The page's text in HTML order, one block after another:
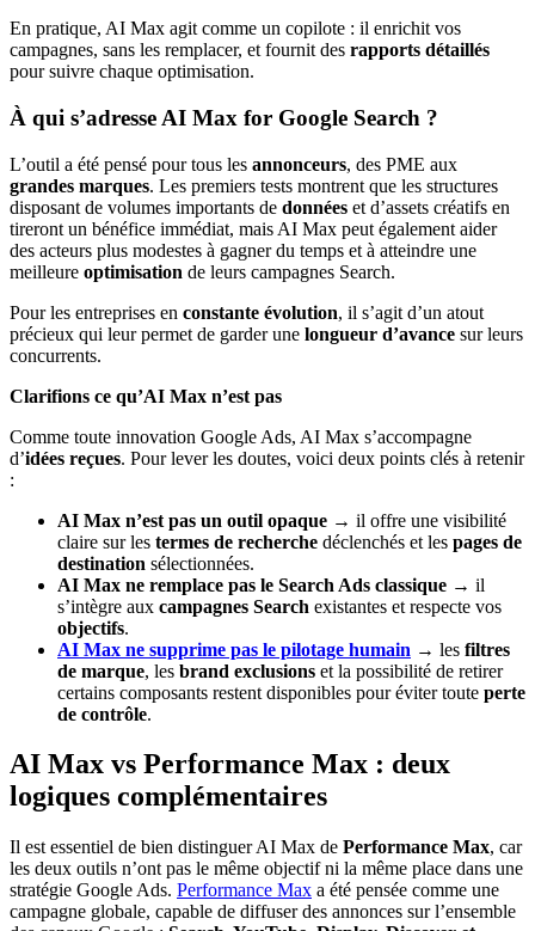
En pratique, AI Max agit comme un copilote : il enrichit vos
campagnes, sans les remplacer, et fournit des rapports détaillés
pour suivre chaque optimisation.
À qui s’adresse AI Max for Google Search ?
L’outil a été pensé pour tous les annonceurs, des PME aux
grandes marques. Les premiers tests montrent que les structures
disposant de volumes importants de données et d’assets créatifs en
tireront un bénéfice immédiat, mais AI Max peut également aider
des acteurs plus modestes à gagner du temps et à atteindre une
meilleure optimisation de leurs campagnes Search.
Pour les entreprises en constante évolution, il s’agit d’un atout
précieux qui leur permet de garder une longueur d’avance sur leurs
concurrents.
Clarifions ce qu’AI Max n’est pas
Comme toute innovation Google Ads, AI Max s’accompagne
d’idées reçues. Pour lever les doutes, voici deux points clés à retenir
:
AI Max n’est pas un outil opaque → il offre une visibilité
claire sur les termes de recherche déclenchés et les pages de
destination sélectionnées.
AI Max ne remplace pas le Search Ads classique → il
s’intègre aux campagnes Search existantes et respecte vos
objectifs.
AI Max ne supprime pas le pilotage humain → les filtres
de marque, les brand exclusions et la possibilité de retirer
certains composants restent disponibles pour éviter toute perte
de contrôle.
AI Max vs Performance Max : deux
logiques complémentaires
Il est essentiel de bien distinguer AI Max de Performance Max, car
les deux outils n’ont pas le même objectif ni la même place dans une
stratégie Google Ads. Performance Max a été pensée comme une
campagne globale, capable de diffuser des annonces sur l’ensemble